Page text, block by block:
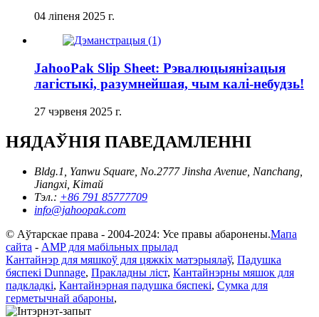
04 ліпеня 2025 г.
JahooPak Slip Sheet: Рэвалюцыянізацыя
лагістыкі, разумнейшая, чым калі-небудзь!
27 чэрвеня 2025 г.
НЯДАЎНІЯ ПАВЕДАМЛЕННІ
Bldg.1, Yanwu Square, No.2777 Jinsha Avenue, Nanchang,
Jiangxi, Кітай
Тэл.: +86 791 85777709
info@jahoopak.com
© Аўтарскае права - 2004-2024: Усе правы абаронены.Мапа
сайта - AMP для мабільных прылад
Кантайнэр для мяшкоў для цяжкіх матэрыялаў, Падушка
бяспекі Dunnage, Пракладны ліст, Кантайнэрны мяшок для
падкладкі, Кантайнэрная падушка бяспекі, Сумка для
герметычнай абароны,